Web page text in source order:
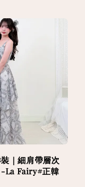
｜細肩帶層次
La Fairy#正韓